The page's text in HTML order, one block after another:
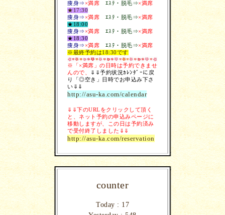
痩身⇒ ×満席 ｴｽﾃ・脱毛⇒×満席
★17:30
痩身⇒ ×満席 ｴｽﾃ・脱毛⇒×満席
★18:00
痩身⇒ ×満席 ｴｽﾃ・脱毛⇒×満席
★18:30
痩身⇒ ×満席 ｴｽﾃ・脱毛⇒×満席
※最終予約は18:30です
※「×満席」の日時は予約できませ
んので、
⇓⇓予約状況ｶﾚﾝﾀﾞｰに戻
り「◎空き」日時でお申込み下さ
い⇓⇓
http://asu-ka.com/calendar
⇓⇓下のURLをクリックして頂く
と、ネット予約の申込みページに
移動しますが、この日は予約済み
で受付終了しました⇓⇓
http://asu-ka.com/reservation
counter
Today : 17